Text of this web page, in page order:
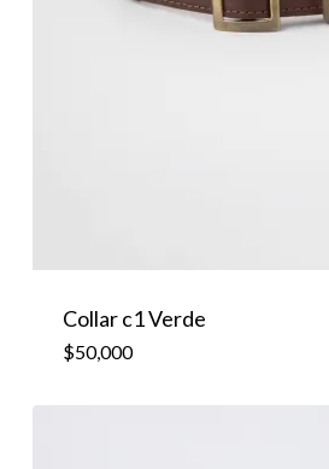
Collar c1 Verde
$50,000